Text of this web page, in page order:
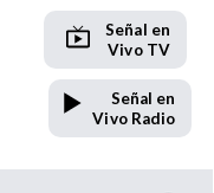
Señal en
Vivo TV
Señal en
Vivo Radio